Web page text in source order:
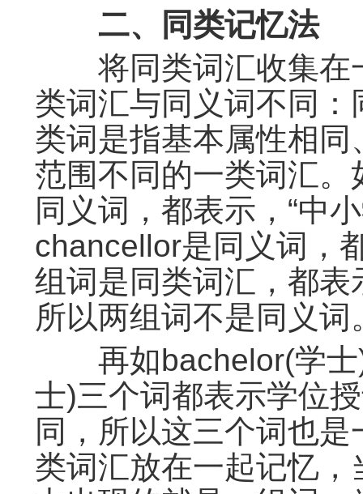
二、同类记忆法
将同类词汇收集在
类词汇与同义词不同
类词是指基本属性相
范围不同的一类词汇
同义词，都表示，“中
chancellor是同义词，
组词是同类词汇，都表
所以两组词不是同义词
再如bachelor(学士)
士)三个词都表示学位
同，所以这三个词也
类词汇放在一起记忆